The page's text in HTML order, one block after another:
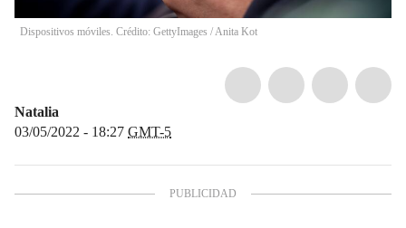
Dispositivos móviles. Crédito: GettyImages /Anita Kot
Natalia
03/05/2022 - 18:27 GMT-5